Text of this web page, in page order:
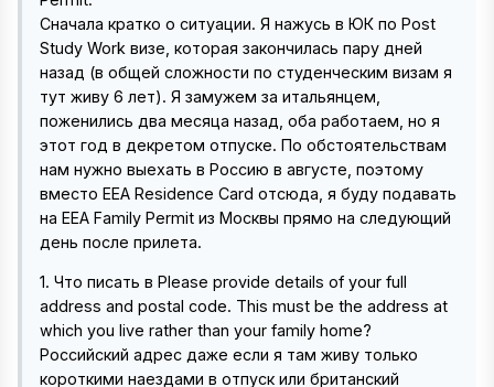
Сначала кратко о ситуации. Я нажусь в ЮК по Post
Study Work визе, которая закончилась пару дней
назад (в общей сложности по студенческим визам я
тут живу 6 лет). Я замужем за итальянцем,
поженились два месяца назад, оба работаем, но я
этот год в декретом отпуске. По обстоятельствам
нам нужно выехать в Россию в августе, поэтому
вместо EEA Residence Card отсюда, я буду подавать
на EEA Family Permit из Москвы прямо на следующий
день после прилета.
1. Что писать в Please provide details of your full
address and postal code. This must be the address at
which you live rather than your family home?
Российский адрес даже если я там живу только
короткими наездами в отпуск или британский